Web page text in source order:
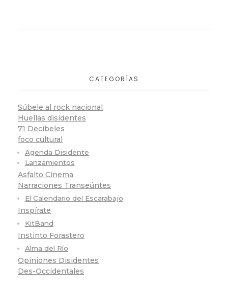
CATEGORÍAS
Súbele al rock nacional
Huellas disidentes
71 Decibeles
foco cultural
Agenda Disidente
Lanzamientos
Asfalto Cinema
Narraciones Transeúntes
El Calendario del Escarabajo
Inspírate
KitBand
Instinto Forastero
Alma del Río
Opiniones Disidentes
Des-Occidentales